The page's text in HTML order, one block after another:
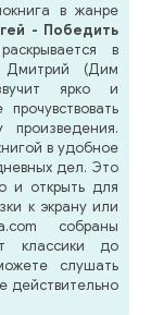
в жанре
- Победить
в
Дмитрий (Дим
ярко и
в удобное
дел. Это
и открыть для
к экрану или
собраны
классики до
слушать
действительно